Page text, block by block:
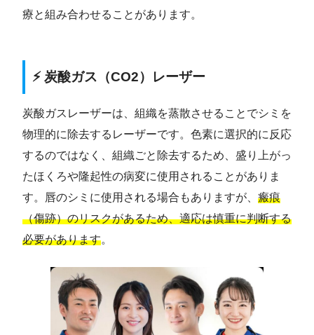
療と組み合わせることがあります。
⚡ 炭酸ガス（CO2）レーザー
炭酸ガスレーザーは、組織を蒸散させることでシミを
物理的に除去するレーザーです。色素に選択的に反応
するのではなく、組織ごと除去するため、盛り上がっ
たほくろや隆起性の病変に使用されることがありま
す。唇のシミに使用される場合もありますが、 瘢痕
（傷跡）のリスクがあるため、適応は慎重に判断する
必要があります。